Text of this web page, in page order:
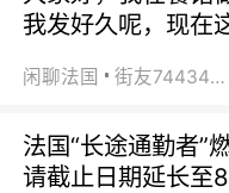
我发好久呢，现在
闲聊法国 街友74434350
法国“长途通勤者”
请截止日期延长至